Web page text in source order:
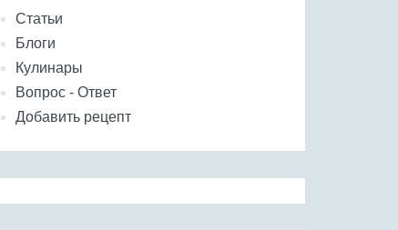
Статьи
Блоги
Кулинары
Вопрос - Ответ
Добавить рецепт